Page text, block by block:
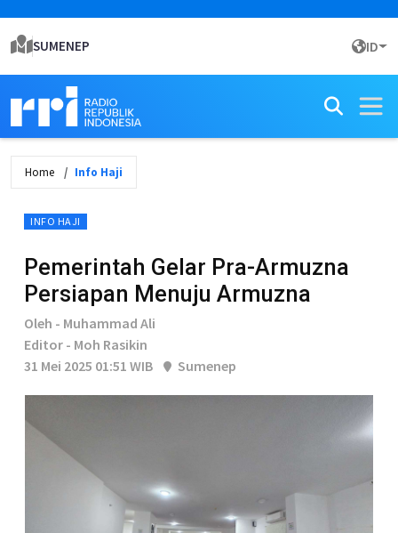
SUMENEP ID
Home Info Haji
INFO HAJI
Pemerintah Gelar Pra-Armuzna
Persiapan Menuju Armuzna
Oleh - Muhammad Ali
Editor - Moh Rasikin
31 Mei 2025 01:51 WIB
Sumenep